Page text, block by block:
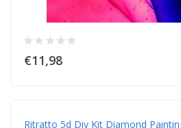
€11,98
Ritratto 5d Diy Kit Diamond